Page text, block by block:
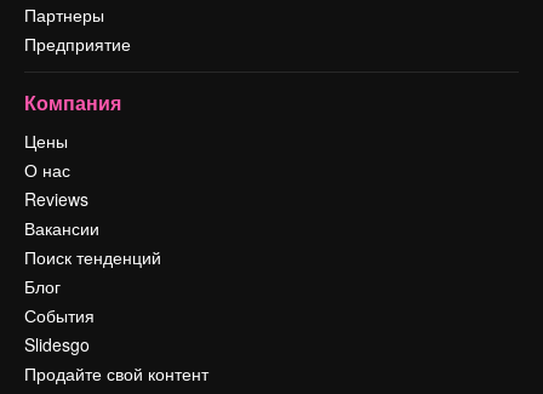
Партнеры
Предприятие
Компания
Цены
О нас
Reviews
Вакансии
Поиск тенденций
Блог
События
Slidesgo
Продайте свой контент